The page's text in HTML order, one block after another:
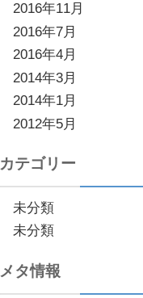
2016年11月
2016年7月
2016年4月
2014年3月
2014年1月
2012年5月
カテゴリー
未分類
未分類
メタ情報